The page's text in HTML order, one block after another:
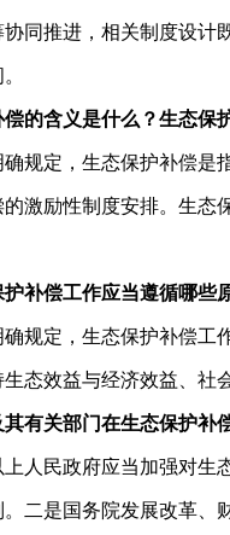
同推进，相关制度设计
的含义是什么？生态保
规定，生态保护补偿是
激励性制度安排。生态
补偿工作应当遵循哪些
规定，生态保护补偿工
态效益与经济效益、社
有关部门在生态保护补
人民政府应当加强对生
二是国务院发展改革、